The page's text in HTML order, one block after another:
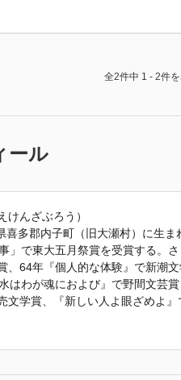
全2件中 1 - 2件
ール
けんざぶろう）
喜多郡内子町（旧大瀬村）に生
」で東大五月祭賞を受賞する。
、64年『個人的な体験』で新潮
はわが魂におよび』で野間文芸
文学賞、『新しい人よ眼ざめよ
情景が形作られている」という